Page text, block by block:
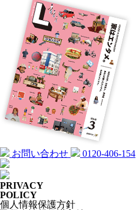
お問い合わせ 0120-406-154
PRIVACY
POLICY
個人情報保護方針